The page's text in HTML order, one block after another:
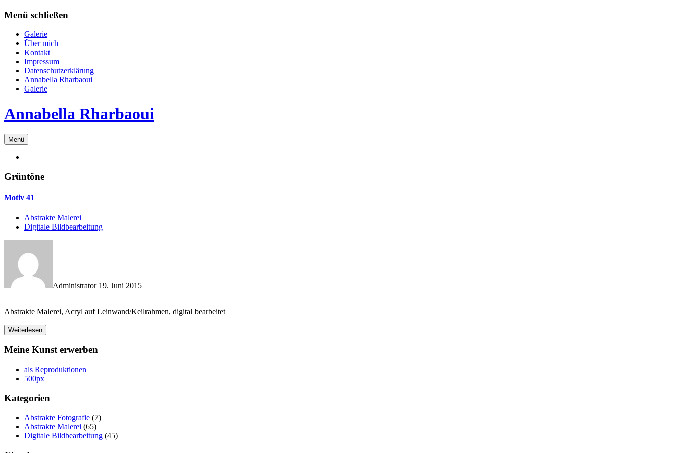
Zum
springen
Menü schließen
Galerie
Über mich
Kontakt
Impressum
Datenschutzerklärung
Annabella Rharbaoui
Galerie
Annabella Rharbaoui
Menü
Grüntöne
Motiv 41
Abstrakte Malerei
Digitale Bildbearbeitung
Administrator 19. Juni 2015
Abstrakte Malerei, Acryl auf Leinwand/Keilrahmen, digital bearbeitet
Weiterlesen
Meine Kunst erwerben
als Reproduktionen
500px
Kategorien
Abstrakte Fotografie (7)
Abstrakte Malerei (65)
Digitale Bildbearbeitung (45)